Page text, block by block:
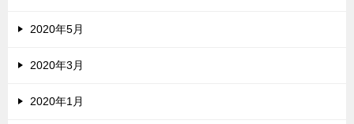
2020年5月
2020年3月
2020年1月